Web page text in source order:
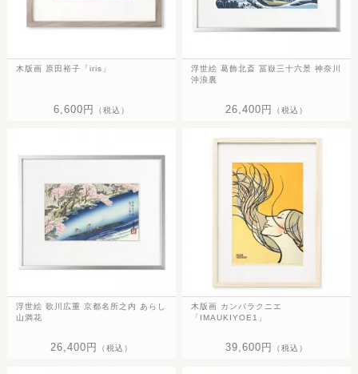
木版画 原田裕子「iris」
6,600円 （税込）
浮世絵 葛飾北斎 冨嶽三十六景 神奈川
沖浪裏
26,400円 （税込）
浮世絵 歌川広重 京都名所之内 あらし
山満花
26,400円 （税込）
木版画 カンバラクニエ
「IMAUKIYOE1」
39,600円 （税込）